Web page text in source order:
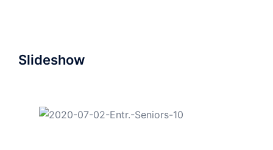
Slideshow